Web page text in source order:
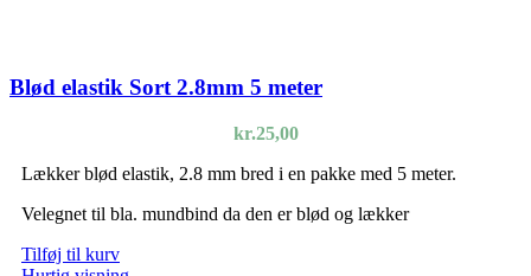
Blød elastik Sort 2.8mm 5 meter
kr.25,00
Lækker blød elastik, 2.8 mm bred i en pakke med 5 meter.
Velegnet til bla. mundbind da den er blød og lækker
Tilføj til kurv